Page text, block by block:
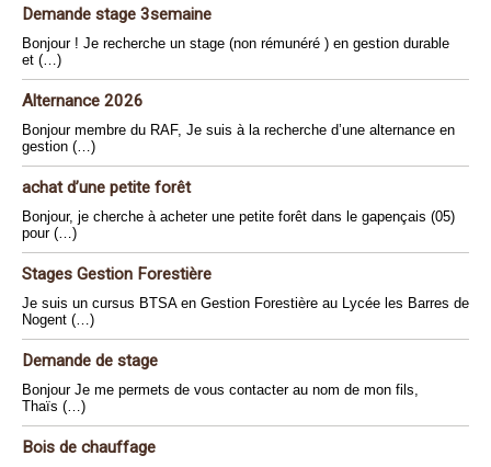
Demande stage 3semaine
Bonjour ! Je recherche un stage (non rémunéré ) en gestion durable
et (…)
Alternance 2026
Bonjour membre du RAF, Je suis à la recherche d’une alternance en
gestion (…)
achat d’une petite forêt
Bonjour, je cherche à acheter une petite forêt dans le gapençais (05)
pour (…)
Stages Gestion Forestière
Je suis un cursus BTSA en Gestion Forestière au Lycée les Barres de
Nogent (…)
Demande de stage
Bonjour Je me permets de vous contacter au nom de mon fils,
Thaïs (…)
Bois de chauffage